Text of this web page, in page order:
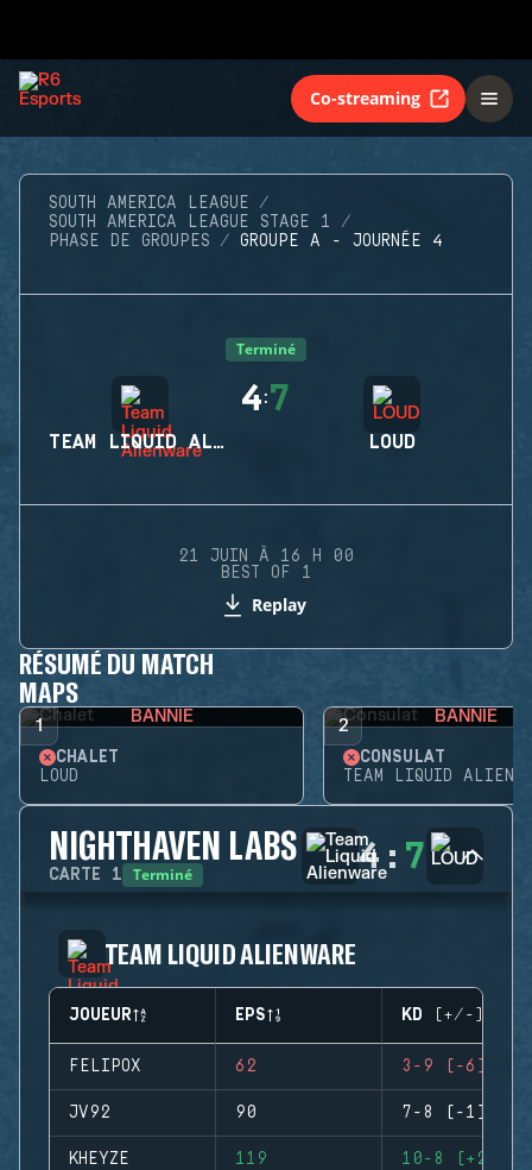
Co-streaming
SOUTH AMERICA LEAGUE
SOUTH AMERICA LEAGUE STAGE 1
PHASE DE GROUPES
GROUPE A - JOURNÉE 4
Terminé
TEAM LIQUID ALIENWARE
4:7
LOUD
21 JUIN À 16 H 00
BEST OF 1
Replay
RÉSUMÉ DU MATCH
MAPS
1 BANNIE
CHALET
LOUD
2 BANNIE
CONSULAT
TEAM LIQUID
NIGHTHAVEN LABS
CARTE 1 Terminé 4 : 7
TEAM LIQUID ALIENWARE
JOUEUR EPS KD (+/-)
FELIPOX 62 3-9 (-6)
JV92 90 7-8 (-1)
KHEYZE 119 10-8 (+2)